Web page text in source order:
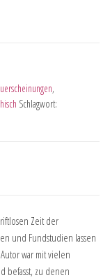
,
Schlagwort:
Zeit der
und Fundstudien lassen
war mit vielen
befasst, zu denen